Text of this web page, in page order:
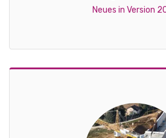
Neues in Version